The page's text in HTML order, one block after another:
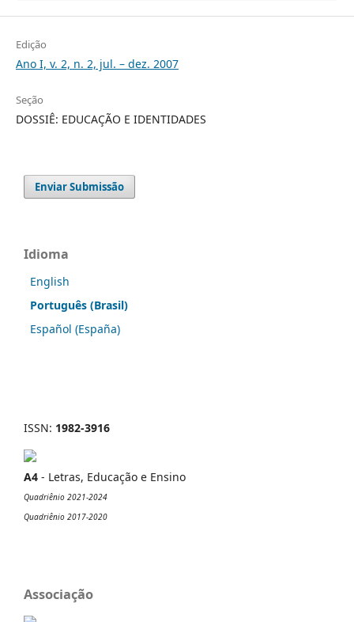
Edição
Ano I, v. 2, n. 2, jul. – dez. 2007
Seção
DOSSIÊ: EDUCAÇÃO E IDENTIDADES
Enviar Submissão
Idioma
English
Português (Brasil)
Español (España)
ISSN: 1982-3916
A4 - Letras, Educação e Ensino
Quadriênio 2021-2024
Quadriênio 2017-2020
Associação